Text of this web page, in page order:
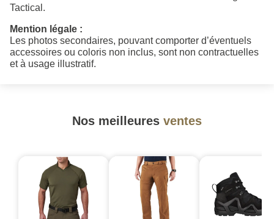
Tactical.
Mention légale :
Les photos secondaires, pouvant comporter d’éventuels
accessoires ou coloris non inclus, sont non contractuelles
et à usage illustratif.
Nos meilleures ventes